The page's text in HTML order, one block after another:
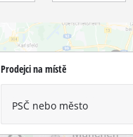
Prodejci na místě
PSČ nebo město